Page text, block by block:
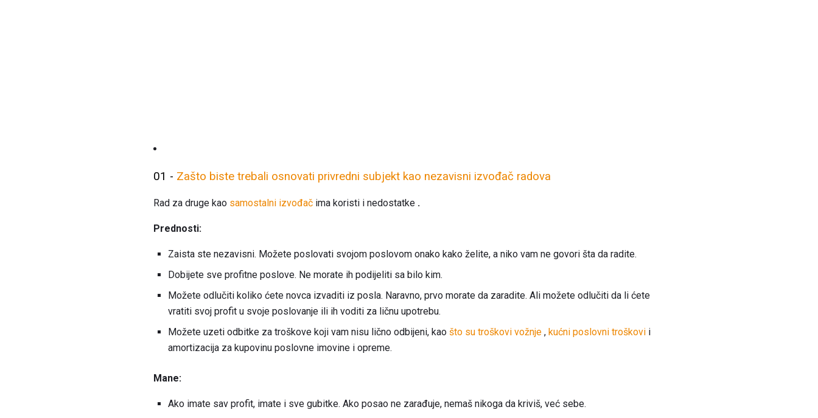
01 - Zašto biste trebali osnovati privredni subjekt kao nezavisni izvođač radova
Rad za druge kao samostalni izvođač ima koristi i nedostatke .
Prednosti:
Zaista ste nezavisni. Možete poslovati svojom poslovom onako kako želite, a niko vam ne govori šta da radite.
Dobijete sve profitne poslove. Ne morate ih podijeliti sa bilo kim.
Možete odlučiti koliko ćete novca izvaditi iz posla. Naravno, prvo morate da zaradite. Ali možete odlučiti da li ćete
vratiti svoj profit u svoje poslovanje ili ih voditi za ličnu upotrebu.
Možete uzeti odbitke za troškove koji vam nisu lično odbijeni, kao što su troškovi vožnje , kućni poslovni troškovi i
amortizacija za kupovinu poslovne imovine i opreme.
Mane:
Ako imate sav profit, imate i sve gubitke. Ako posao ne zarađuje, nemaš nikoga da kriviš, već sebe.